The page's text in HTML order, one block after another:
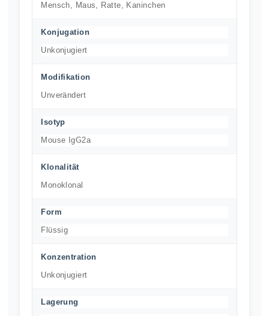
Mensch, Maus, Ratte, Kaninchen
Konjugation
Unkonjugiert
Modifikation
Unverändert
Isotyp
Mouse IgG2a
Klonalität
Monoklonal
Form
Flüssig
Konzentration
Unkonjugiert
Lagerung